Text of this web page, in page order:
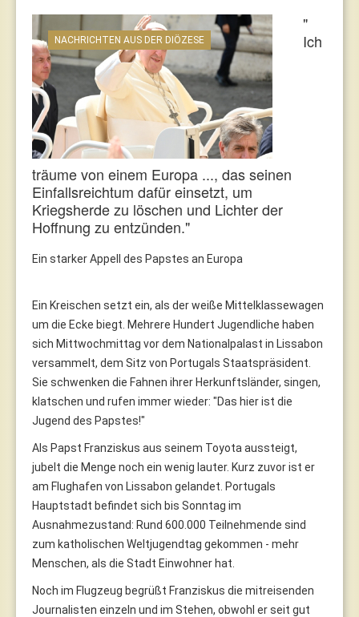
NACHRICHTEN AUS DER DIÖZESE
"
Ich
träume von einem Europa ..., das seinen
Einfallsreichtum dafür einsetzt, um
Kriegsherde zu löschen und Lichter der
Hoffnung zu entzünden."
Ein starker Appell des Papstes an Europa
Ein Kreischen setzt ein, als der weiße Mittelklassewagen
um die Ecke biegt. Mehrere Hundert Jugendliche haben
sich Mittwochmittag vor dem Nationalpalast in Lissabon
versammelt, dem Sitz von Portugals Staatspräsident.
Sie schwenken die Fahnen ihrer Herkunftsländer, singen,
klatschen und rufen immer wieder: "Das hier ist die
Jugend des Papstes!"
Als Papst Franziskus aus seinem Toyota aussteigt,
jubelt die Menge noch ein wenig lauter. Kurz zuvor ist er
am Flughafen von Lissabon gelandet. Portugals
Hauptstadt befindet sich bis Sonntag im
Ausnahmezustand: Rund 600.000 Teilnehmende sind
zum katholischen Weltjugendtag gekommen - mehr
Menschen, als die Stadt Einwohner hat.
Noch im Flugzeug begrüßt Franziskus die mitreisenden
Journalisten einzeln und im Stehen, obwohl er seit gut